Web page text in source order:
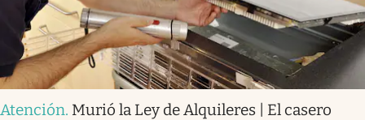
Atención. Murió la Ley de Alquileres | El casero